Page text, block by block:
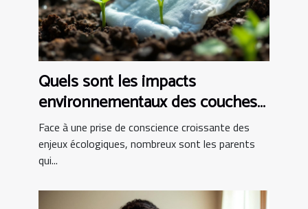
Quels sont les impacts
environnementaux des couches
bio ?
Face à une prise de conscience croissante des
enjeux écologiques, nombreux sont les parents
qui...